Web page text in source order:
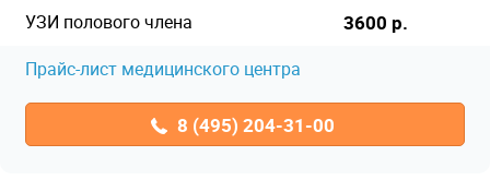
УЗИ полового члена 3600 р.
Прайс-лист медицинского центра
8 (495) 204-31-00